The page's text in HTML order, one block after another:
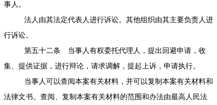
事人。
法人由其法定代表人进行诉讼。其他组织由其主要负责人进
行诉讼。
第五十二条 当事人有权委托代理人，提出回避申请，收
集、提供证据，进行辩论，请求调解，提起上诉，申请执行。
当事人可以查阅本案有关材料，并可以复制本案有关材料和
法律文书。查阅、复制本案有关材料的范围和办法由最高人民法